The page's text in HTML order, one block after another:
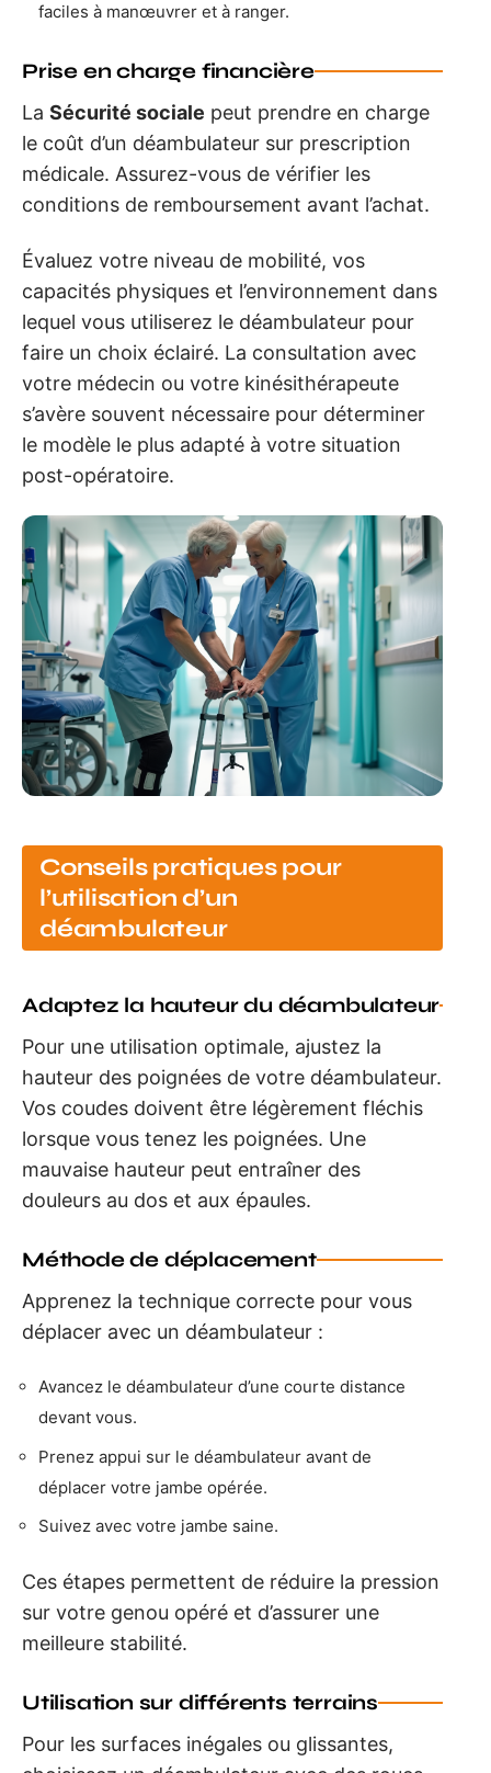
faciles à manœuvrer et à ranger.
Prise en charge financière
La Sécurité sociale peut prendre en charge
le coût d’un déambulateur sur prescription
médicale. Assurez-vous de vérifier les
conditions de remboursement avant l’achat.
Évaluez votre niveau de mobilité, vos
capacités physiques et l’environnement dans
lequel vous utiliserez le déambulateur pour
faire un choix éclairé. La consultation avec
votre médecin ou votre kinésithérapeute
s’avère souvent nécessaire pour déterminer
le modèle le plus adapté à votre situation
post-opératoire.
Conseils pratiques pour
l’utilisation d’un
déambulateur
Adaptez la hauteur du déambulateur
Pour une utilisation optimale, ajustez la
hauteur des poignées de votre déambulateur.
Vos coudes doivent être légèrement fléchis
lorsque vous tenez les poignées. Une
mauvaise hauteur peut entraîner des
douleurs au dos et aux épaules.
Méthode de déplacement
Apprenez la technique correcte pour vous
déplacer avec un déambulateur :
Avancez le déambulateur d’une courte distance
devant vous.
Prenez appui sur le déambulateur avant de
déplacer votre jambe opérée.
Suivez avec votre jambe saine.
Ces étapes permettent de réduire la pression
sur votre genou opéré et d’assurer une
meilleure stabilité.
Utilisation sur différents terrains
Pour les surfaces inégales ou glissantes,